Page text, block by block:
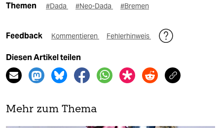
Themen #Dada #Neo-Dada #Bremen
Feedback Kommentieren Fehlerhinweis
Diesen Artikel teilen
Mehr zum Thema